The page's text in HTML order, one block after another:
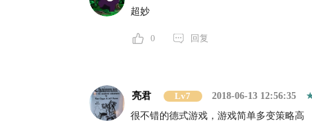
超妙
0 回复
亮君 Lv7
2018-06-13 12:56:35
很不错的德式游戏，游戏简单多变策略高